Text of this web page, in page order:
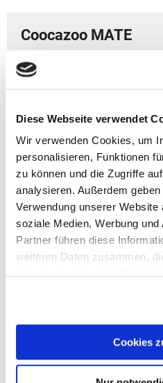
Diese Webseite verwendet
Wir verwenden Cookies, um
personalisieren, Funktionen
zu können und die Zugriffe
analysieren. Außerdem
Verwendung unserer
soziale Medien, Werbung
Partner führen diese
weiteren Daten zusammen,
Cookies
Coocazoo MATE
Artikelbeschreibung
- Gewicht: 1250 g
- Größe: 44 x 30 x 23 cm
- Edition : Standard-
> Top-Features auf einen
- Höhenanpassbare
System für Körpergrößen
- Abnehmbare
Rückenlage
- Brustgurt mit Höhenoption
Mesh mit integrierten
- Zusätzliche
Volumensteuerung